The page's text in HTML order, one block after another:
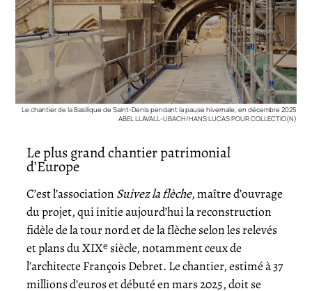
Le chantier de la Basilique de Saint-Denis pendant la pause hivernale, en décembre 2025
ABEL LLAVALL-UBACH/HANS LUCAS POUR COLLECTIO(N)
Le plus grand chantier patrimonial
d’Europe
C’est l’associationSuivez la flèche, maître d’ouvrage
du projet, qui initie aujourd’hui la reconstruction
fidèle de la tour nord et de la flèche selon les relevés
et plans du XIXᵉ siècle, notamment ceux de
l’architecte François Debret. Le chantier, estimé à 37
millions d’euros et débuté en mars 2025, doit se